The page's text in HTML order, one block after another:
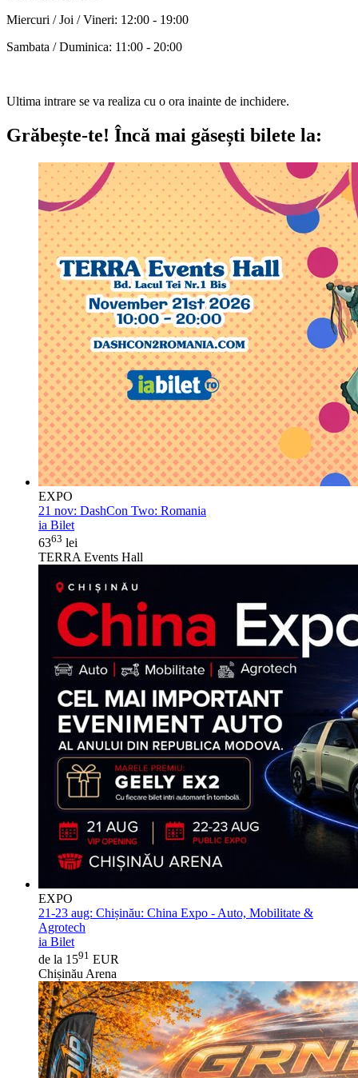
Miercuri / Joi / Vineri: 12:00 - 19:00
Sambata / Duminica: 11:00 - 20:00
Ultima intrare se va realiza cu o ora inainte de inchidere.
Grăbește-te! Încă mai găsești bilete la:
EXPO
21 nov: DashCon Two: Romania
ia Bilet
6363 lei
TERRA Events Hall
EXPO
21-23 aug: Chișinău: China Expo - Auto, Mobilitate &
Agrotech
ia Bilet
de la 1591 EUR
Chișinău Arena